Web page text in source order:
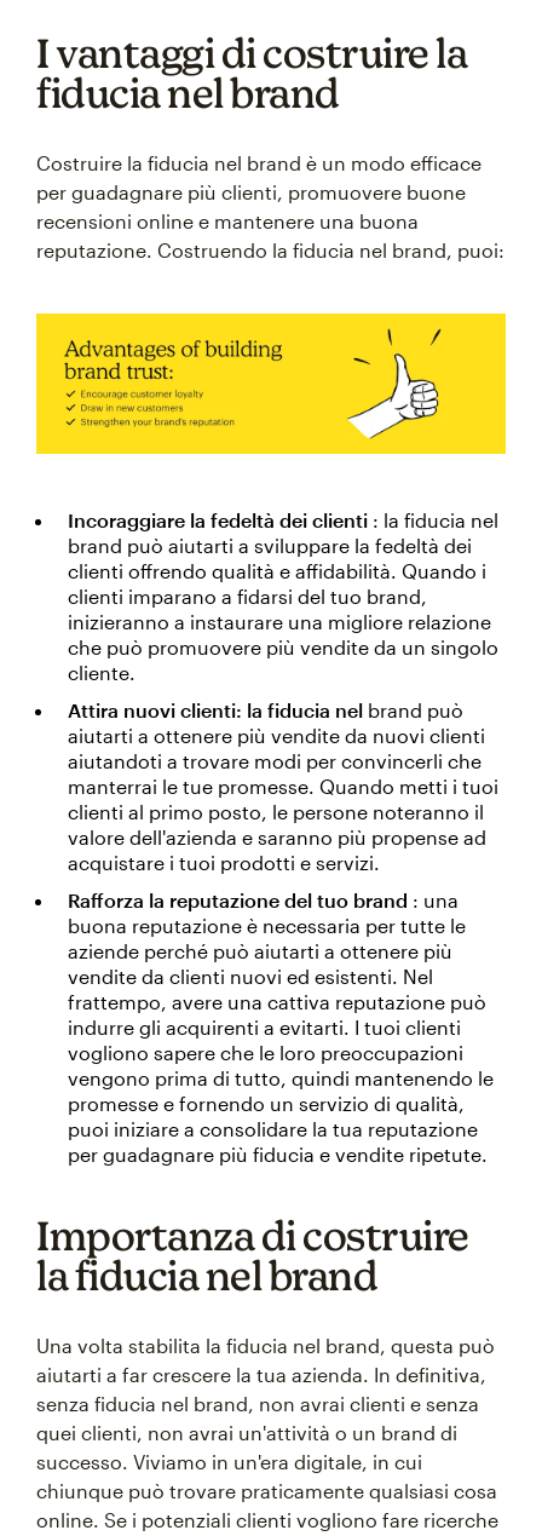
I vantaggi di costruire la
fiducia nel brand
Costruire la fiducia nel brand è un modo efficace
per guadagnare più clienti, promuovere buone
recensioni online e mantenere una buona
reputazione. Costruendo la fiducia nel brand, puoi:
Incoraggiare la fedeltà dei clienti : la fiducia nel
brand può aiutarti a sviluppare la fedeltà dei
clienti offrendo qualità e affidabilità. Quando i
clienti imparano a fidarsi del tuo brand,
inizieranno a instaurare una migliore relazione
che può promuovere più vendite da un singolo
cliente.
Attira nuovi clienti: la fiducia nel brand può
aiutarti a ottenere più vendite da nuovi clienti
aiutandoti a trovare modi per convincerli che
manterrai le tue promesse. Quando metti i tuoi
clienti al primo posto, le persone noteranno il
valore dell'azienda e saranno più propense ad
acquistare i tuoi prodotti e servizi.
Rafforza la reputazione del tuo brand : una
buona reputazione è necessaria per tutte le
aziende perché può aiutarti a ottenere più
vendite da clienti nuovi ed esistenti. Nel
frattempo, avere una cattiva reputazione può
indurre gli acquirenti a evitarti. I tuoi clienti
vogliono sapere che le loro preoccupazioni
vengono prima di tutto, quindi mantenendo le
promesse e fornendo un servizio di qualità,
puoi iniziare a consolidare la tua reputazione
per guadagnare più fiducia e vendite ripetute.
Importanza di costruire
la fiducia nel brand
Una volta stabilita la fiducia nel brand, questa può
aiutarti a far crescere la tua azienda. In definitiva,
senza fiducia nel brand, non avrai clienti e senza
quei clienti, non avrai un'attività o un brand di
successo. Viviamo in un'era digitale, in cui
chiunque può trovare praticamente qualsiasi cosa
online. Se i potenziali clienti vogliono fare ricerche